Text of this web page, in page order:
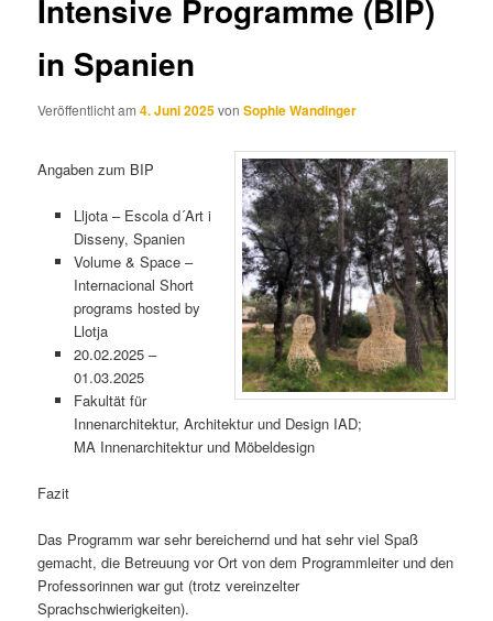
Intensive Programme (BIP)
in Spanien
Veröffentlicht am4. Juni 2025vonSophie Wandinger
Angaben zum BIP
Lljota – Escola d´Art i
Disseny, Spanien
Volume & Space –
Internacional Short
programs hosted by
Llotja
20.02.2025 –
01.03.2025
Fakultät für
Innenarchitektur, Architektur und Design IAD;
MA Innenarchitektur und Möbeldesign
Fazit
Das Programm war sehr bereichernd und hat sehr viel Spaß
gemacht, die Betreuung vor Ort von dem Programmleiter und den
Professorinnen war gut (trotz vereinzelter
Sprachschwierigkeiten).